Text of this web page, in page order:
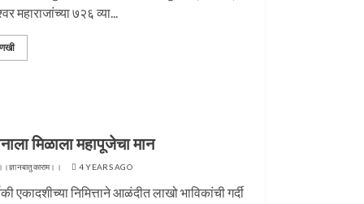
महाराजांच्या ७२६ व्या...
मिळाला महापूजेचा मान
4 YEARS AGO
एकादशीच्या निमित्ताने आळंदीत लाखो भाविकांची गर्दी
पुण्यतिथी